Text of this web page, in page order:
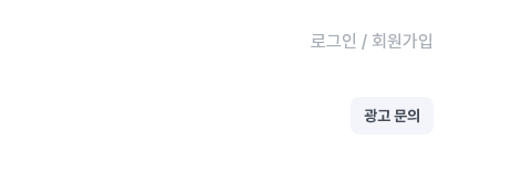
로그인 / 회원가입
광고 문의